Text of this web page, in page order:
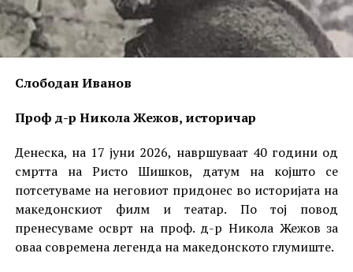
Слободан Иванов
Проф д-р Никола Жежов, историчар
Денеска, на 17 јуни 2026, навршуваат 40 години од
смртта на Ристо Шишков, датум на којшто се
потсетуваме на неговиот придонес во историјата на
македонскиот филм и театар. По тој повод
пренесуваме осврт на проф. д-р Никола Жежов за
оваа современа легенда на македонското глумиште.